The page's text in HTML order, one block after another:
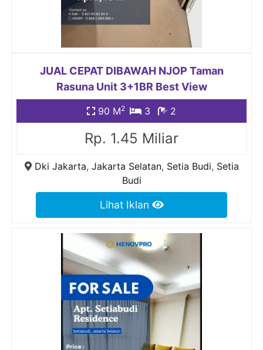
JUAL CEPAT DIBAWAH NJOP Taman
Rasuna Unit 3+1BR Best View
90 M2 3 2
Rp. 1.45 Miliar
Dki Jakarta, Jakarta Selatan, Setia Budi, Setia
Budi
Lihat Iklan